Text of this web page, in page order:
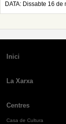
DATA: Dissabte 16 de
Inici
La Xarxa
Centres
Casa de Cultura